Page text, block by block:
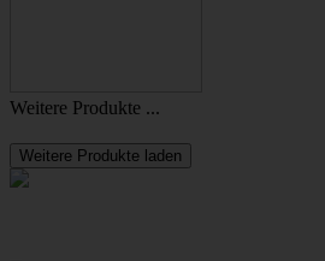
Weitere Produkte ...
Weitere Produkte laden